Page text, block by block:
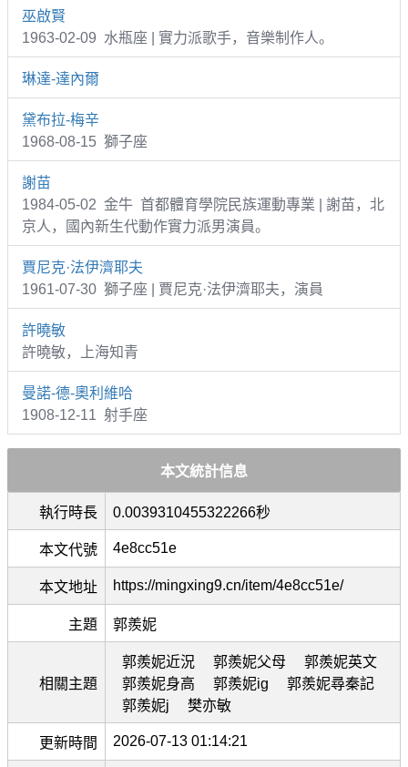
巫啟賢
1963-02-09 水瓶座 | 實力派歌手，音樂制作人。
琳達-達內爾
黛布拉-梅辛
1968-08-15 獅子座
謝苗
1984-05-02 金牛 首都體育學院民族運動專業 | 謝苗，北
京人，國內新生代動作實力派男演員。
賈尼克·法伊濟耶夫
1961-07-30 獅子座 | 賈尼克·法伊濟耶夫，演員
許曉敏
許曉敏，上海知青
曼諾-德-奧利維哈
1908-12-11 射手座
本文統計信息
執行時長 0.0039310455322266秒
本文代號 4e8cc51e
本文地址 https://mingxing9.cn/item/4e8cc51e/
主題 郭羨妮
相關主題
郭羨妮近況 郭羨妮父母
郭羨妮英文
郭羨妮身高
郭羨妮ig
郭羨妮尋秦記
郭羨妮j
樊亦敏
更新時間 2026-07-13 01:14:21